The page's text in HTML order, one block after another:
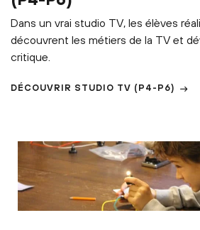
Dans un vrai studio TV, les élèves
découvrent les métiers de la TV et
critique.
DÉCOUVRIR STUDIO TV (P4-P6)